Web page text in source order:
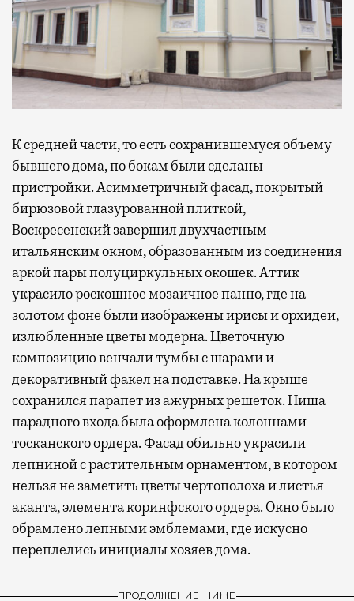
К средней части, то есть сохранившемуся объему
бывшего дома, по бокам были сделаны
пристройки. Асимметричный фасад, покрытый
бирюзовой глазурованной плиткой,
Воскресенский завершил двухчастным
итальянским окном, образованным из соединения
аркой пары полуциркульных окошек. Аттик
украсило роскошное мозаичное панно, где на
золотом фоне были изображены ирисы и орхидеи,
излюбленные цветы модерна. Цветочную
композицию венчали тумбы с шарами и
декоративный факел на подставке. На крыше
сохранился парапет из ажурных решеток. Ниша
парадного входа была оформлена колоннами
тосканского ордера. Фасад обильно украсили
лепниной с растительным орнаментом, в котором
нельзя не заметить цветы чертополоха и листья
аканта, элемента коринфского ордера. Окно было
обрамлено лепными эмблемами, где искусно
переплелись инициалы хозяев дома.
ПРОДОЛЖЕНИЕ НИЖЕ